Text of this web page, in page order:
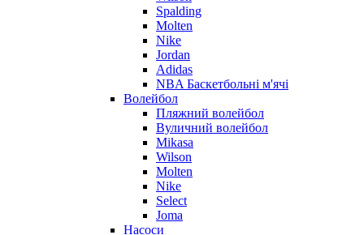
Spalding
Molten
Nike
Jordan
Adidas
NBA Баскетбольні м'ячі
Волейбол
Пляжний волейбол
Вуличний волейбол
Mikasa
Wilson
Molten
Nike
Select
Joma
Насоси